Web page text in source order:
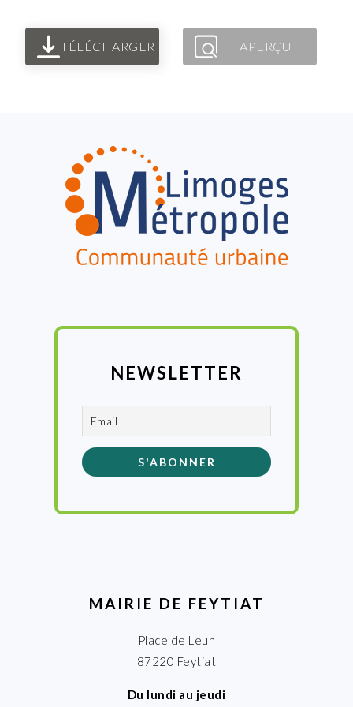
TÉLÉCHARGER APERÇU
NEWSLETTER
MAIRIE DE FEYTIAT
Place de Leun
87220 Feytiat
Du lundi au jeudi